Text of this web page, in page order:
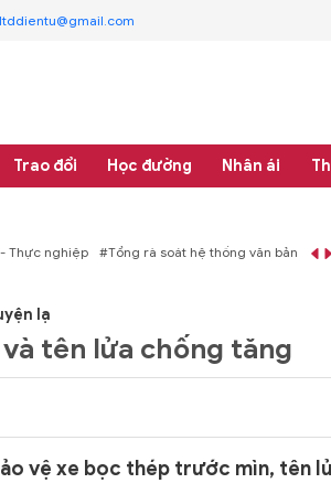
Trao đổi Học đường Nhân ái
Thực nghiệp #Tổng rà soát hệ thống văn bản quy
lạ
tên lửa chống tăng
vệ xe bọc thép trước mìn, tên